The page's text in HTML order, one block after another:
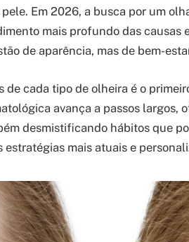
Em 2026, a busca por um
mais profundo das causas
de aparência, mas de bem-
cada tipo de olheira é o
avança a passos largos,
desmistificando hábitos que
estratégias mais atuais e